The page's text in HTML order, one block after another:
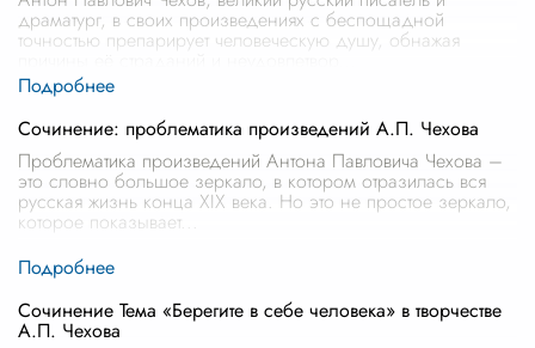
драматург, в своих произведениях с беспощадной
точностью препарирует человеческую душу, обнажая
Сочинение: проблематика произведений А.П. Чехова
Проблематика произведений Антона Павловича Чехова –
это словно большое зеркало, в котором отразилась вся
русская жизнь конца XIX века. Но это не простое зеркало,
которое показывает
Сочинение Тема «Берегите в себе человека» в творчестве
А.П. Чехова